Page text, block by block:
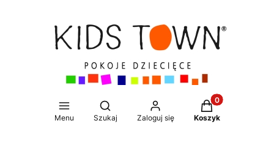
Menu
Otwórz wyszukiwarkę
Szukaj Zaloguj się
Produkty w
Koszyk